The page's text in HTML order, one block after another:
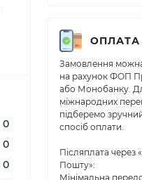
0
0
0
ОПЛАТА
Замовлення
на рахунок ФОП
або Монобанку.
міжнародних
підберемо
спосіб оплати.
Післяплата через
Пошту»:
Мінімальна